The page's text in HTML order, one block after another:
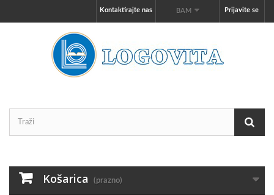
Prijavite se
BAM
Kontaktirajte nas
Košarica (prazno)